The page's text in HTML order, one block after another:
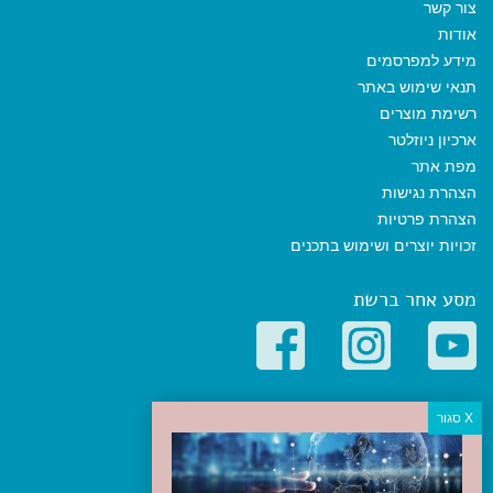
צור קשר
אודות
מידע למפרסמים
תנאי שימוש באתר
רשימת מוצרים
ארכיון ניוזלטר
מפת אתר
הצהרת נגישות
הצהרת פרטיות
זכויות יוצרים ושימוש בתכנים
מסע אחר ברשת
קטגוריות פופולריות
יעדים
טיולים בישראל